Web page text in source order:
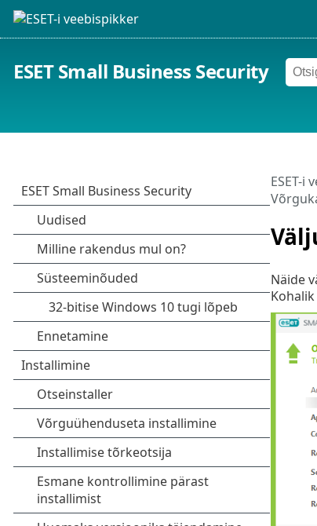
ESET Small Business Security
ESET-i
Näide